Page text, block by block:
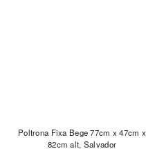
Poltrona Fixa Bege 77cm x 47cm x
82cm alt, Salvador